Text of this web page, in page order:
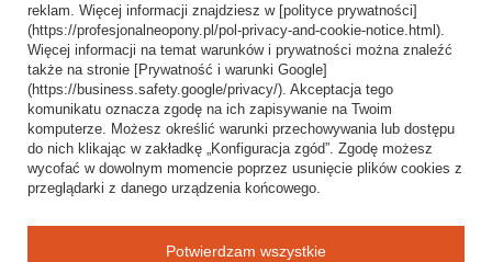
Regulamin
Polityka prywatności
Odstąpienie od umowy
Popularne kategorie
Opony bezdętkowe
Opony dętkowe
reklam. Więcej informacji znajdziesz w [polityce prywatności]
(https://profesjonalneopony.pl/pol-privacy-and-cookie-notice.html).
Więcej informacji na temat warunków i prywatności można znaleźć
także na stronie [Prywatność i warunki Google]
(https://business.safety.google/privacy/). Akceptacja tego
komunikatu oznacza zgodę na ich zapisywanie na Twoim
komputerze. Możesz określić warunki przechowywania lub dostępu
do nich klikając w zakładkę „Konfiguracja zgód”. Zgodę możesz
wycofać w dowolnym momencie poprzez usunięcie plików cookies z
przeglądarki z danego urządzenia końcowego.
Potwierdzam wszystkie